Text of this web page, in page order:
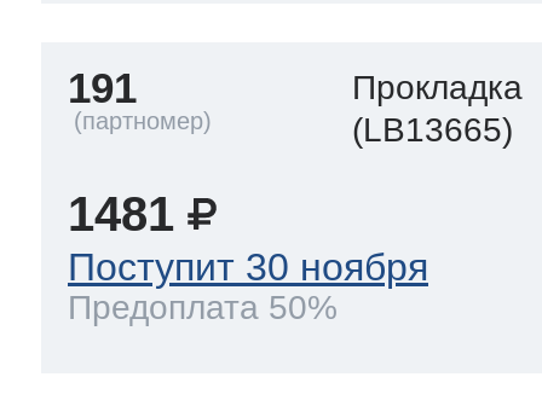
191
Прокладка
(LB13665)
1481
Поступит 30 ноября
Предоплата 50%